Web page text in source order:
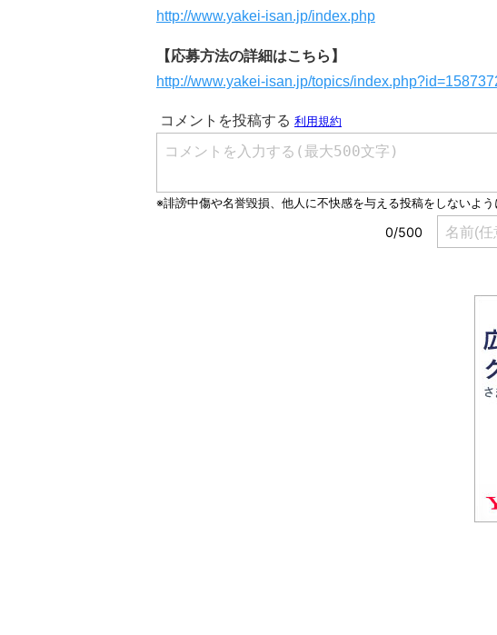
http://www.yakei-isan.jp/index.php
【応募方法の詳細はこちら】
http://www.yakei-isan.jp/topics/